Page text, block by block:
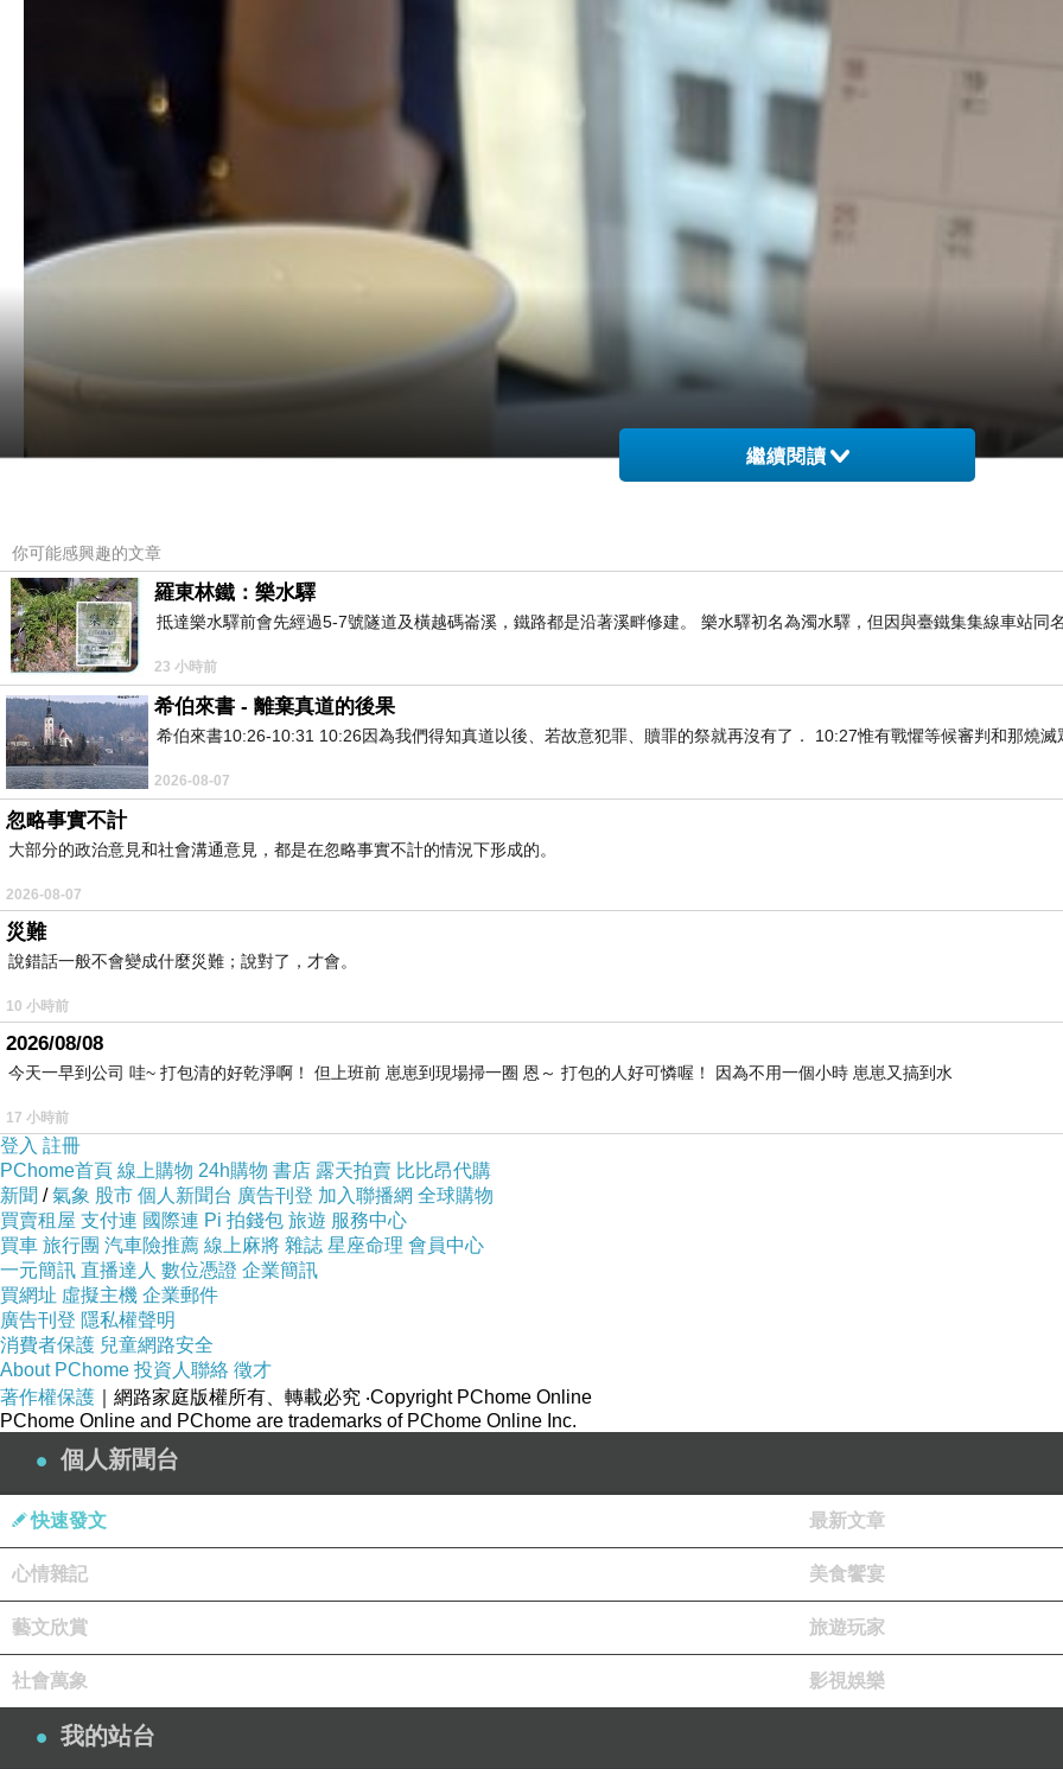
繼續閱讀
你可能感興趣的文章
羅東林鐵：樂水驛
抵達樂水驛前會先經過5-7號隧道及橫越碼崙溪，鐵路都是沿著溪畔修建。 樂水驛初名為濁水驛，但因與臺鐵集集線車站同
23 小時前
希伯來書 - 離棄真道的後果
希伯來書10:26-10:31 10:26因為我們得知真道以後、若故意犯罪、贖罪的祭就再沒有了． 10:27惟有戰懼等候審判和那燒滅
2026-08-07
忽略事實不計
大部分的政治意見和社會溝通意見，都是在忽略事實不計的情況下形成的。
2026-08-07
災難
說錯話一般不會變成什麼災難；說對了，才會。
10 小時前
2026/08/08
今天一早到公司 哇~ 打包清的好乾淨啊！ 但上班前 崽崽到現場掃一圈 恩～ 打包的人好可憐喔！ 因為不用一個小時 崽崽又搞到水
17 小時前
登入 註冊
PChome首頁 線上購物 24h購物 書店 露天拍賣 比比昂代購
新聞 /氣象 股市 個人新聞台 廣告刊登 加入聯播網 全球購物
買賣租屋 支付連 國際連 Pi 拍錢包 旅遊 服務中心
買車 旅行團 汽車險推薦 線上麻將 雜誌 星座命理 會員中心
一元簡訊 直播達人 數位憑證 企業簡訊
買網址 虛擬主機 企業郵件
廣告刊登 隱私權聲明
消費者保護 兒童網路安全
About PChome 投資人聯絡 徵才
著作權保護 ｜網路家庭版權所有、轉載必究 ‧Copyright PChome Online
PChome Online and PChome are trademarks of PChome Online Inc.
個人新聞台
快速發文 最新文章
心情雜記 美食饗宴
藝文欣賞 旅遊玩家
社會萬象 影視娛樂
我的站台